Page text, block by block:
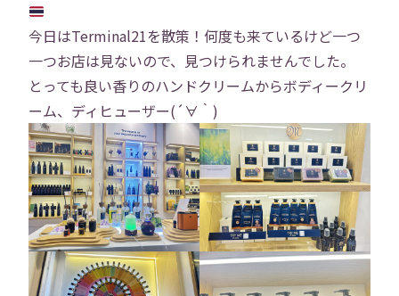
今日はTerminal21を散策！何度も来ているけど一つ
一つお店は見ないので、見つけられませんでした。
とっても良い香りのハンドクリームからボディークリ
ーム、ディヒューザー(´∀｀)